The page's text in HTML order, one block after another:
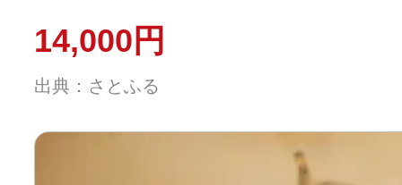
14,000円
出典：さとふる